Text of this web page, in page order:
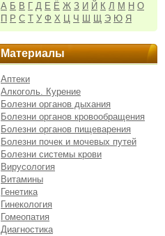
А Б В Г Д Е Ё Ж З И Й К Л М Н О
П Р С Т У Ф Х Ц Ч Ш Щ Э Ю Я
Материалы
Аптеки
Алкоголь. Курение
Болезни органов дыхания
Болезни органов кровообращения
Болезни органов пищеварения
Болезни почек и мочевых путей
Болезни системы крови
Вирусология
Витамины
Генетика
Гинекология
Гомеопатия
Диагностика